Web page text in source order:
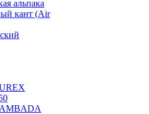
альпака
кант (Air